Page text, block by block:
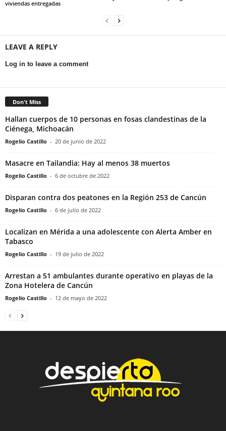
viviendas entregadas
LEAVE A REPLY
Log in to leave a comment
Don't Miss
Hallan cuerpos de 10 personas en fosas clandestinas de la
Ciénega, Michoacán
Rogelio Castillo - 20 de junio de 2022
Masacre en Tailandia: Hay al menos 38 muertos
Rogelio Castillo - 6 de octubre de 2022
Disparan contra dos peatones en la Región 253 de Cancún
Rogelio Castillo - 6 de julio de 2022
Localizan en Mérida a una adolescente con Alerta Amber en
Tabasco
Rogelio Castillo - 19 de julio de 2022
Arrestan a 51 ambulantes durante operativo en playas de la
Zona Hotelera de Cancún
Rogelio Castillo - 12 de mayo de 2022